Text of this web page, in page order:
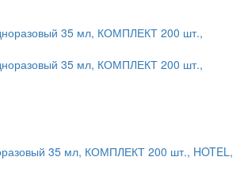
35 мл, КОМПЛЕКТ 200 шт., HOTEL,